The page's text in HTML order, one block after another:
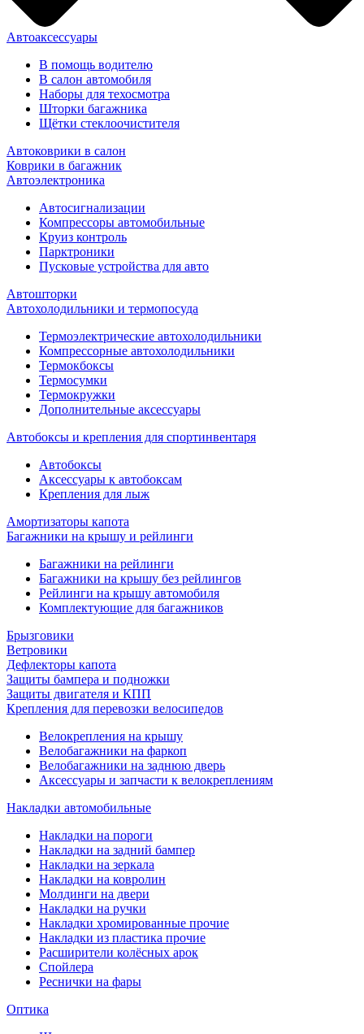
Автоаксессуары
В помощь водителю
В салон автомобиля
Наборы для техосмотра
Шторки багажника
Щётки стеклоочистителя
Автоковрики в салон
Коврики в багажник
Автоэлектроника
Автосигнализации
Компрессоры автомобильные
Круиз контроль
Парктроники
Пусковые устройства для авто
Автошторки
Автохолодильники и термопосуда
Термоэлектрические автохолодильники
Компрессорные автохолодильники
Термокбоксы
Термосумки
Термокружки
Дополнительные аксессуары
Автобоксы и крепления для спортинвентаря
Автобоксы
Аксессуары к автобоксам
Крепления для лыж
Амортизаторы капота
Багажники на крышу и рейлинги
Багажники на рейлинги
Багажники на крышу без рейлингов
Рейлинги на крышу автомобиля
Комплектующие для багажников
Брызговики
Ветровики
Дефлекторы капота
Защиты бампера и подножки
Защиты двигателя и КПП
Крепления для перевозки велосипедов
Велокрепления на крышу
Велобагажники на фаркоп
Велобагажники на заднюю дверь
Аксессуары и запчасти к велокреплениям
Накладки автомобильные
Накладки на пороги
Накладки на задний бампер
Накладки на зеркала
Накладки на ковролин
Молдинги на двери
Накладки на ручки
Накладки хромированные прочие
Накладки из пластика прочие
Расширители колёсных арок
Спойлера
Реснички на фары
Оптика